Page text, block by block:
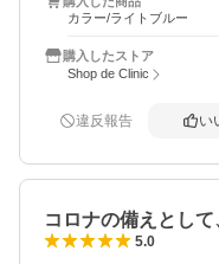
しています。
別の住所の家族にも送
ネットには値段の安い
名ですが、やはり独自
た。
カラー/ライトブルー
購入したストア
Shop de Clinic
違反報告 い
コロナの備えとし
5.0